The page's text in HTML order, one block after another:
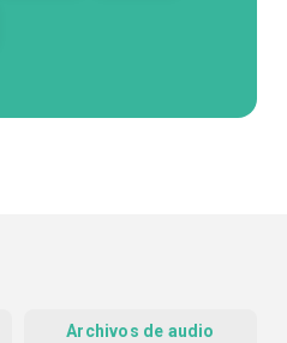
Archivos de audio